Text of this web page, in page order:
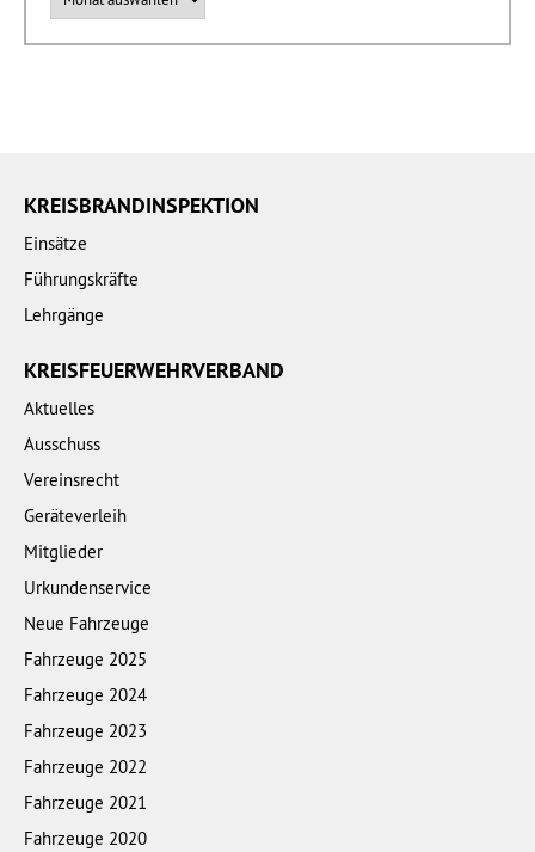
KREISBRANDINSPEKTION
Einsätze
Führungskräfte
Lehrgänge
KREISFEUERWEHRVERBAND
Aktuelles
Ausschuss
Vereinsrecht
Geräteverleih
Mitglieder
Urkundenservice
Neue Fahrzeuge
Fahrzeuge 2025
Fahrzeuge 2024
Fahrzeuge 2023
Fahrzeuge 2022
Fahrzeuge 2021
Fahrzeuge 2020